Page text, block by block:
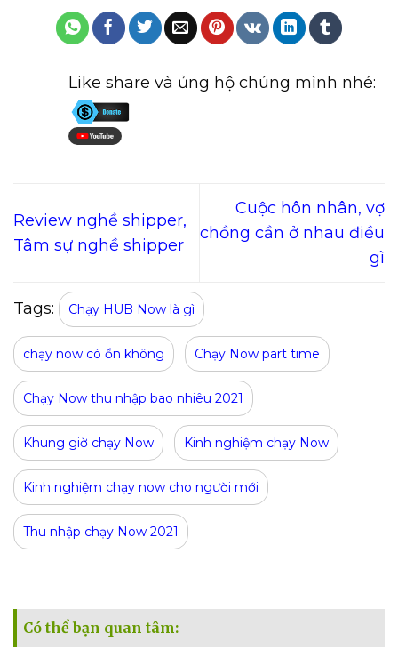
Like share và ủng hộ chúng mình nhé:
Review nghề shipper,
Tâm sự nghề shipper
Cuộc hôn nhân, vợ
chồng cần ở nhau điều
gì
Tags: Chạy HUB Now là gì
chạy now có ổn không Chạy Now part time
Chạy Now thu nhập bao nhiêu 2021
Khung giờ chạy Now Kinh nghiệm chạy Now
Kinh nghiệm chạy now cho người mới
Thu nhập chạy Now 2021
Có thể bạn quan tâm: